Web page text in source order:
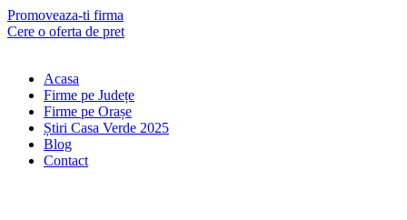
Skip
to
Promoveaza-ti firma
Cere o oferta de pret
Acasa
Firme pe Județe
Firme pe Orașe
Știri Casa Verde 2025
Blog
Contact